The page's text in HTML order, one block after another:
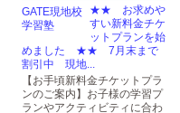
★★ お求めや
すい新料金チケ
ットプランを始
めました ★★ 7月末まで
割引中 現地...
【お手頃新料金チケットプラ
ンのご案内】お子様の学習プ
ランやアクティビティに合わ